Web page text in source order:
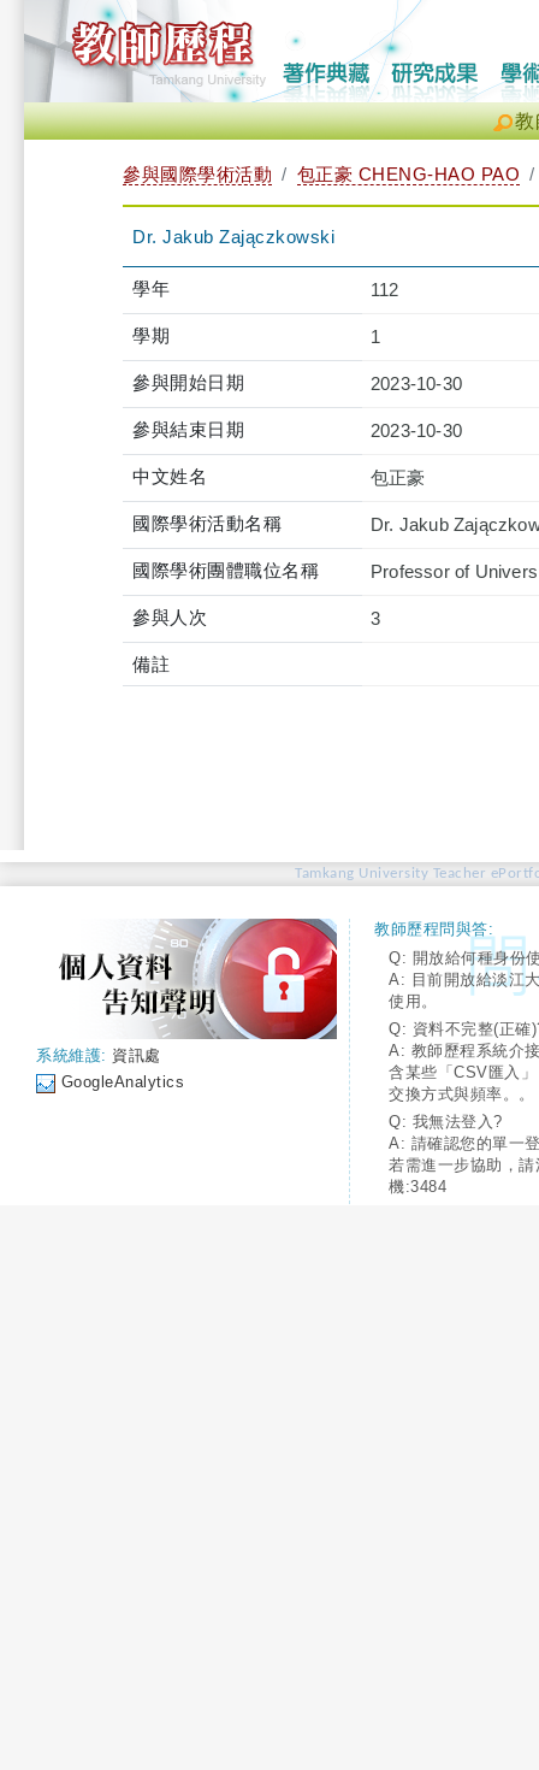
教
參與國際學術活動 包正豪 CHENG-HAO PAO
Dr. Jakub Zajączkowski
學年 112
學期 1
參與開始日期 2023-10-30
參與結束日期 2023-10-30
中文姓名 包正豪
國際學術活動名稱 Dr. Jakub
國際學術團體職位名稱 Professor of
參與人次 3
備註
Tamkang University Teacher
系統維護: 資訊處
GoogleAnalytics
教師歷程問與答:
Q: 開放給何種身份
A: 目前開放給淡江
使用。
Q: 資料不完整(正確
A: 教師歷程系統介
含某些「CSV匯入
交換方式與頻率。。
Q: 我無法登入?
A: 請確認您的單一
若需進一步協助，
機:3484